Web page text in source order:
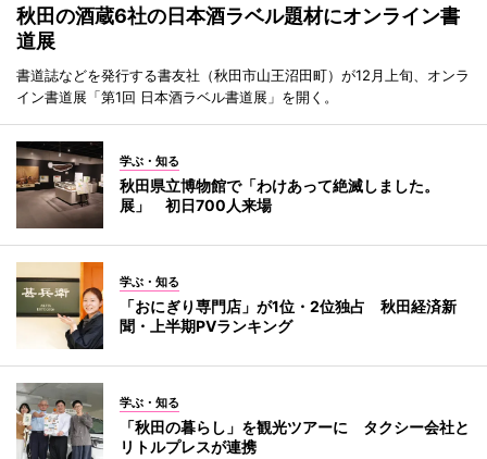
秋田の酒蔵6社の日本酒ラベル題材にオンライン書
道展
書道誌などを発行する書友社（秋田市山王沼田町）が12月上旬、オンラ
イン書道展「第1回 日本酒ラベル書道展」を開く。
学ぶ・知る
秋田県立博物館で「わけあって絶滅しました。
展」 初日700人来場
学ぶ・知る
「おにぎり専門店」が1位・2位独占 秋田経済新
聞・上半期PVランキング
学ぶ・知る
「秋田の暮らし」を観光ツアーに タクシー会社と
リトルプレスが連携